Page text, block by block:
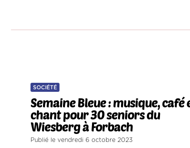
SOCIÉTÉ
Semaine Bleue : musique, café
chant pour 30 seniors du
Wiesberg à Forbach
Publié le vendredi 6 octobre 2023